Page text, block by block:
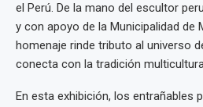
el Perú. De la mano del escultor
y con apoyo de la Municipalidad de
homenaje rinde tributo al universo
conecta con la tradición
En esta exhibición, los entrañables